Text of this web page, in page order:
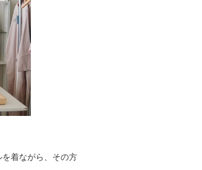
着ながら、その方